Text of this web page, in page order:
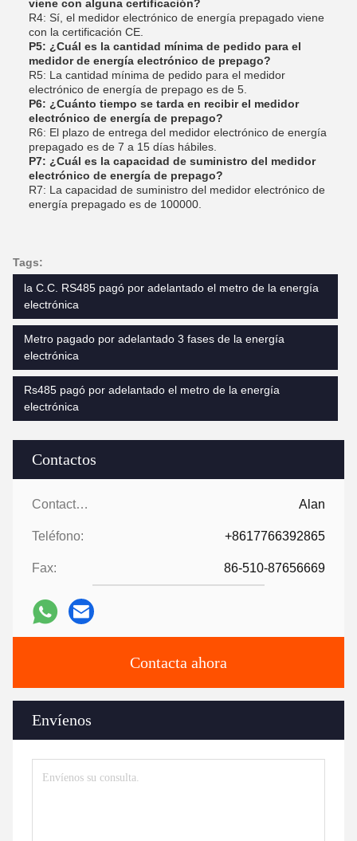
Contactos
Contactos: Alan
Teléfono: +8617766392865
Fax: 86-510-87656669
Contacta ahora
Envíenos
viene con alguna certificación?
R4: Sí, el medidor electrónico de energía prepagado viene
con la certificación CE.
P5: ¿Cuál es la cantidad mínima de pedido para el
medidor de energía electrónico de prepago?
R5: La cantidad mínima de pedido para el medidor
electrónico de energía de prepago es de 5.
P6: ¿Cuánto tiempo se tarda en recibir el medidor
electrónico de energía de prepago?
R6: El plazo de entrega del medidor electrónico de energía
prepagado es de 7 a 15 días hábiles.
P7: ¿Cuál es la capacidad de suministro del medidor
electrónico de energía de prepago?
R7: La capacidad de suministro del medidor electrónico de
energía prepagado es de 100000.
Tags:
la C.C. RS485 pagó por adelantado el metro de la energía
electrónica
Metro pagado por adelantado 3 fases de la energía
electrónica
Rs485 pagó por adelantado el metro de la energía
electrónica